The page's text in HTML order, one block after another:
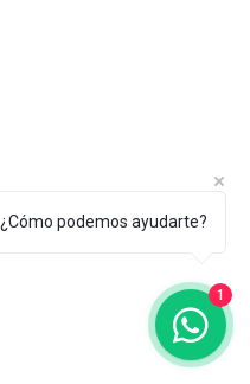
¿Cómo podemos ayudarte?
1